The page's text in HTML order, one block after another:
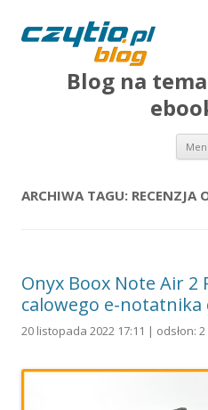
Blog na
ARCHIWA TAGU: RECENZJA
Onyx Boox Note Air 2
calowego e-notatnika
20 listopada 2022 17:11 | odsłon: 2